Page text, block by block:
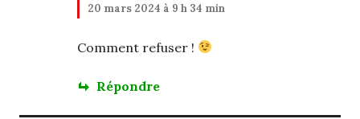
20 mars 2024 à 9 h 34 min
Comment refuser !
Répondre